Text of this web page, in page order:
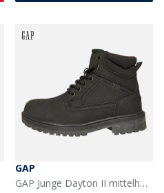
GAP
GAP Junge Dayton II mittelhohe Schnürstiefel Schwarz